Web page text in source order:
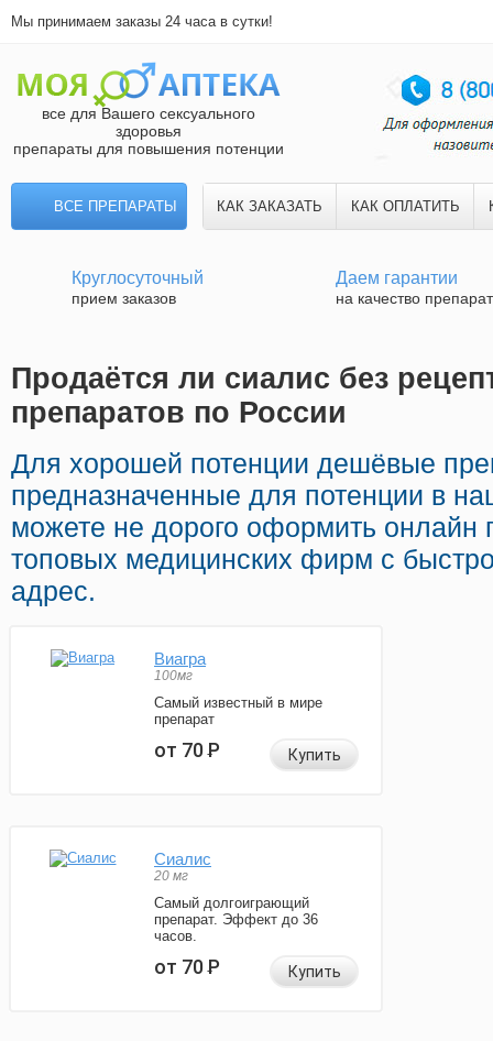
Мы принимаем заказы 24 часа в сутки!
все для Вашего сексуального
здоровья
препараты для повышения потенции
ВСЕ ПРЕПАРАТЫ КАК ЗАКАЗАТЬ КАК ОПЛАТИТЬ
Круглосуточный
прием заказов
Даем гарантии
на качество
Продаётся ли сиалис без
препаратов по России
Для хорошей потенции дешёвые
предназначенные для потенции в
можете не дорого оформить онлайн
топовых медицинских фирм с
адрес.
Виагра
100мг
Самый известный в мире
препарат
от 70Р Купить
Сиалис
20 мг
Самый долгоиграющий
препарат. Эффект до 36
часов.
от 70Р Купить